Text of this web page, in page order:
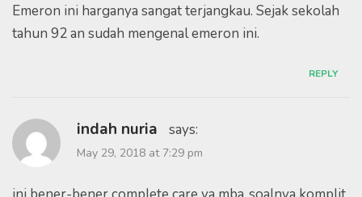
Emeron ini harganya sangat terjangkau. Sejak sekolah
tahun 92 an sudah mengenal emeron ini.
REPLY
indah nuria says:
May 29, 2018 at 7:29 pm